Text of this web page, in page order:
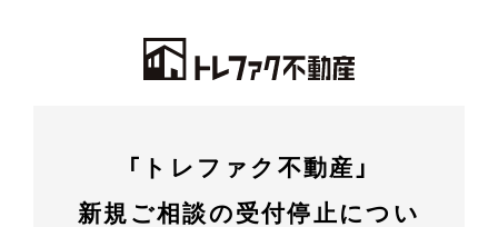
「トレファク不動産」
新規ご相談の受付停止につい